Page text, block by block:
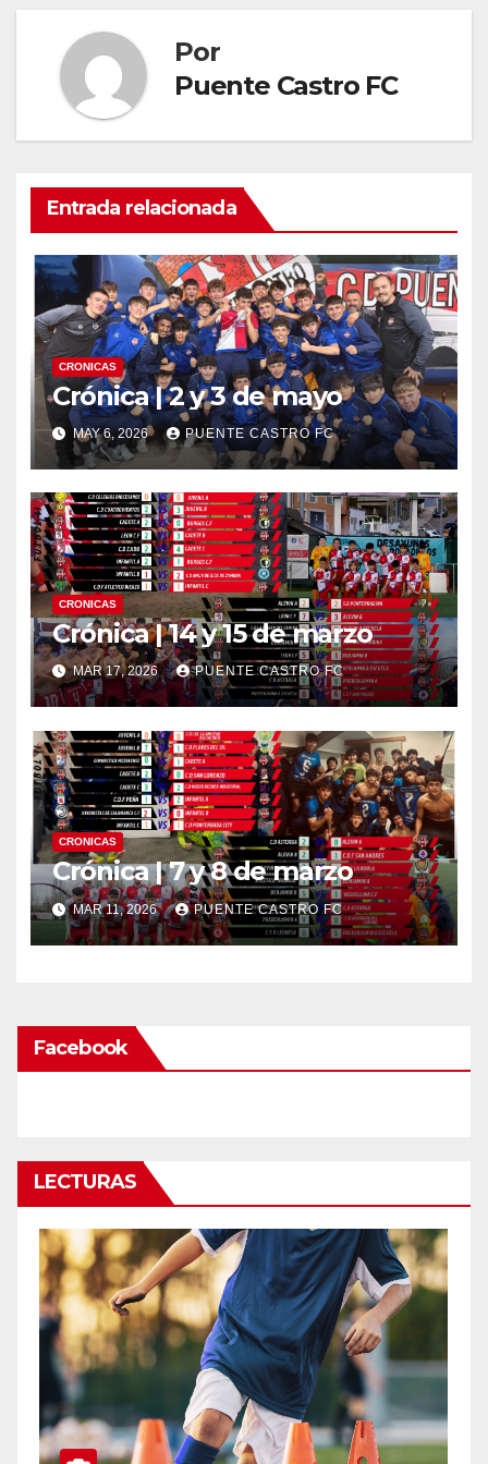
Por
Puente Castro FC
Entrada relacionada
CRONICAS
Crónica | 2 y 3 de mayo
MAY 6, 2026 PUENTE CASTRO FC
CRONICAS
Crónica | 14 y 15 de marzo
MAR 17, 2026 PUENTE CASTRO FC
CRONICAS
Crónica | 7 y 8 de marzo
MAR 11, 2026 PUENTE CASTRO FC
Facebook
LECTURAS